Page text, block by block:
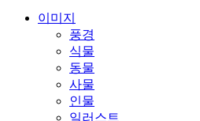
이미지
풍경
식물
동물
사물
인물
일러스트